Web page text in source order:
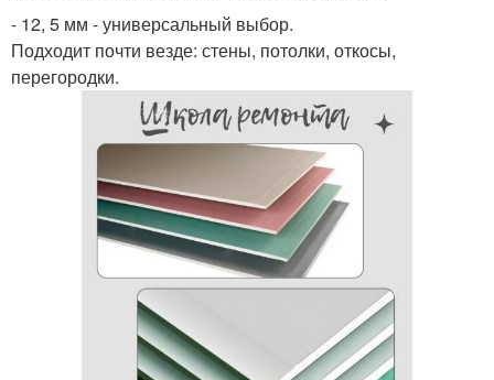
- 12, 5 мм - универсальный выбор.
Подходит почти везде: стены, потолки, откосы,
перегородки.